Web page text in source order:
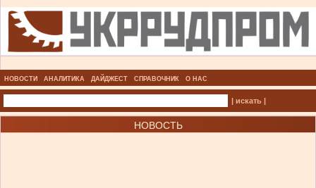
НОВОСТИ АНАЛИТИКА ДАЙДЖЕСТ СПРАВОЧНИК О НАС
| искать |
НОВОСТЬ